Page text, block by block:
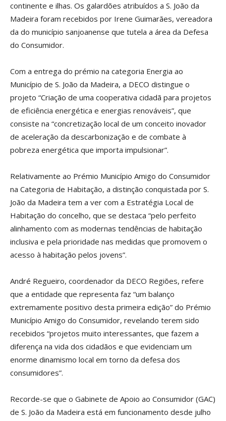
continente e ilhas. Os galardões atribuídos a S. João da
Madeira foram recebidos por Irene Guimarães, vereadora
da do município sanjoanense que tutela a área da Defesa
do Consumidor.
Com a entrega do prémio na categoria Energia ao
Município de S. João da Madeira, a DECO distingue o
projeto “Criação de uma cooperativa cidadã para projetos
de eficiência energética e energias renováveis”, que
consiste na “concretização local de um conceito inovador
de aceleração da descarbonização e de combate à
pobreza energética que importa impulsionar”.
Relativamente ao Prémio Município Amigo do Consumidor
na Categoria de Habitação, a distinção conquistada por S.
João da Madeira tem a ver com a Estratégia Local de
Habitação do concelho, que se destaca “pelo perfeito
alinhamento com as modernas tendências de habitação
inclusiva e pela prioridade nas medidas que promovem o
acesso à habitação pelos jovens”.
André Regueiro, coordenador da DECO Regiões, refere
que a entidade que representa faz “um balanço
extremamente positivo desta primeira edição” do Prémio
Município Amigo do Consumidor, revelando terem sido
recebidos “projetos muito interessantes, que fazem a
diferença na vida dos cidadãos e que evidenciam um
enorme dinamismo local em torno da defesa dos
consumidores”.
Recorde-se que o Gabinete de Apoio ao Consumidor (GAC)
de S. João da Madeira está em funcionamento desde julho